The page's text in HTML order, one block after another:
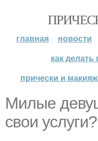
главная новости
как
прически и
Милые
свои услуги?